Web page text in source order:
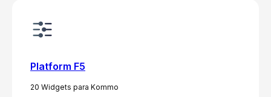
Platform F5
20 Widgets para Kommo